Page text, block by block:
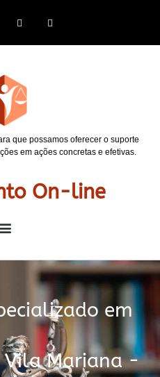
que possamos oferecer o suporte
em ações concretas e efetivas.
On-line
em
Vila Mariana -